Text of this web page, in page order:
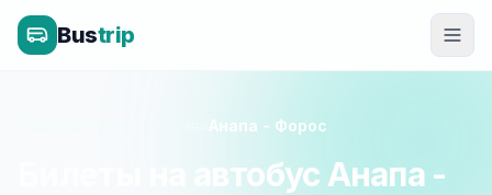
Bustrip
Анапа - Форос
Билеты на автобус Анапа -